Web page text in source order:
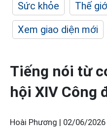
Sức khỏe
Thế
Xem giao diện mới
Tiếng nói từ
hội XIV Công
Hoài Phương | 02/06/2026